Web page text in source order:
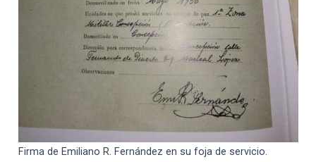
Firma de Emiliano R. Fernández en su foja de servicio.